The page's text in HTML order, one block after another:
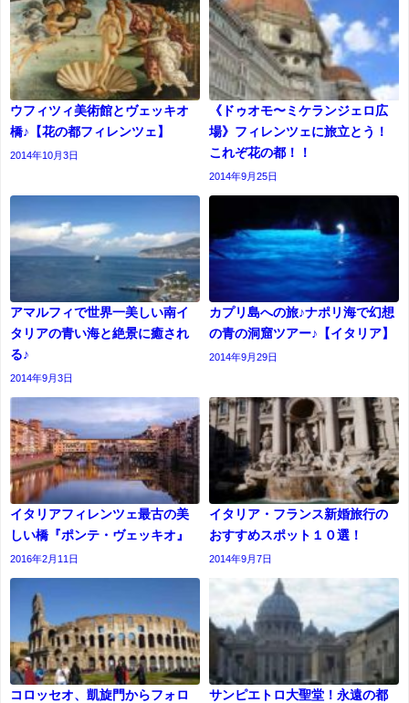
ウフィツィ美術館とヴェッキオ
橋♪【花の都フィレンツェ】
2014年10月3日
《ドゥオモ〜ミケランジェロ広
場》フィレンツェに旅立とう！
これぞ花の都！！
2014年9月25日
アマルフィで世界一美しい南イ
タリアの青い海と絶景に癒され
る♪
2014年9月3日
カプリ島への旅♪ナポリ海で幻想
の青の洞窟ツアー♪【イタリア】
2014年9月29日
イタリアフィレンツェ最古の美
しい橋『ポンテ・ヴェッキオ』
2016年2月11日
イタリア・フランス新婚旅行の
おすすめスポット１０選！
2014年9月7日
コロッセオ、凱旋門からフォロ
サンピエトロ大聖堂！永遠の都